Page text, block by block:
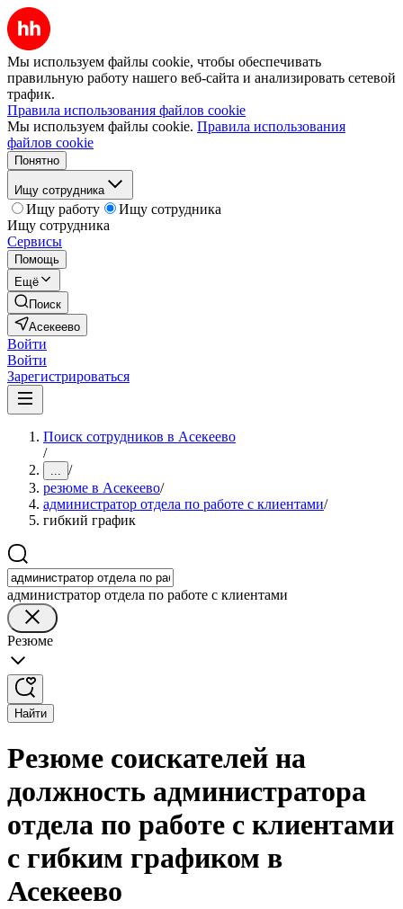
Мы используем файлы cookie, чтобы обеспечивать
правильную работу нашего веб-сайта и анализировать сетевой
трафик.
Правила использования файлов cookie
Мы используем файлы cookie. Правила использования
файлов cookie
Понятно
Ищу сотрудника
Ищу работу
Ищу сотрудника
Ищу сотрудника
Сервисы
Помощь
Ещё
Поиск
Асекеево
Войти
Войти
Зарегистрироваться
Поиск сотрудников в Асекеево
/
... /
резюме в Асекеево/
администратор отдела по работе с клиентами/
гибкий график
администратор отдела по работе с клиентами
Резюме
Найти
Резюме соискателей на
должность администратора
отдела по работе с клиентами
с гибким графиком в
Асекеево